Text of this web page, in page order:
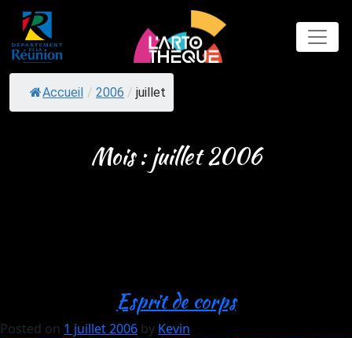
Skip
content
Accueil / 2006 / juillet
Mois :juillet 2006
Esprit de corps
Posted on 1 juillet 2006 by Kevin